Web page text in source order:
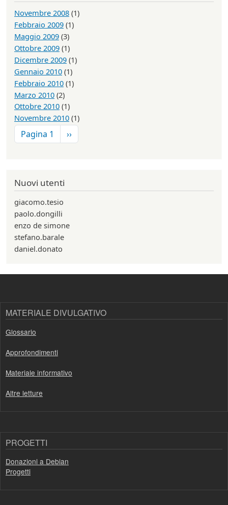
Novembre 2008 (1)
Febbraio 2009 (1)
Maggio 2009 (3)
Ottobre 2009 (1)
Dicembre 2009 (1)
Gennaio 2010 (1)
Febbraio 2010 (1)
Marzo 2010 (2)
Ottobre 2010 (1)
Novembre 2010 (1)
Paginazione
Pagina 1 Pagina successiva
››
Nuovi utenti
giacomo.tesio
paolo.dongilli
enzo de simone
stefano.barale
daniel.donato
MATERIALE DIVULGATIVO
Glossario
Approfondimenti
Materiale informativo
Altre letture
PROGETTI
Donazioni a Debian
Progetti